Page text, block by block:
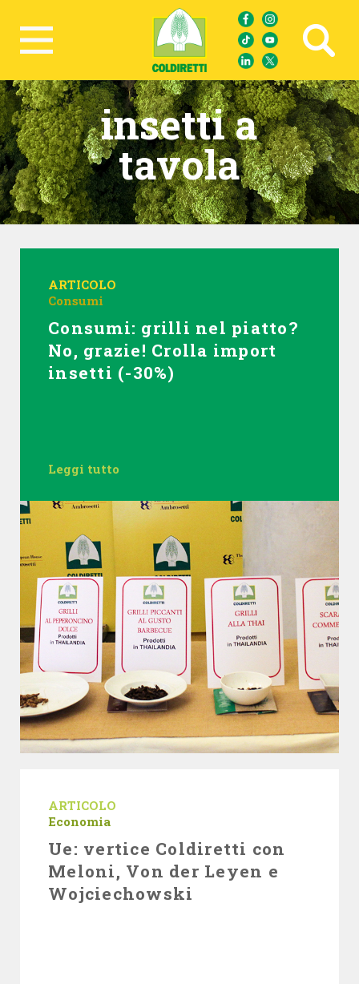
Ricerca avanzata
insetti a
tavola
ARTICOLO
Consumi
Consumi: grilli nel piatto?
No, grazie! Crolla import
insetti (-30%)
Leggi tutto
ARTICOLO
Economia
Ue: vertice Coldiretti con
Meloni, Von der Leyen e
Wojciechowski